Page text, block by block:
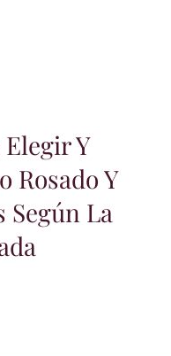
Elegir Y
Rosado Y
Según La